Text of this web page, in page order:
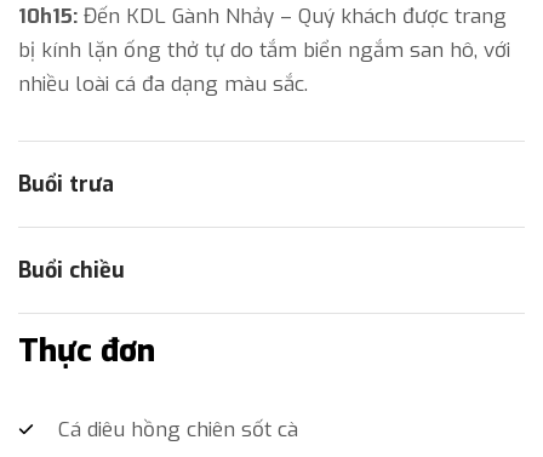
10h15: Đến KDL Gành Nhảy – Quý khách được trang
bị kính lặn ống thở tự do tắm biển ngắm san hô, với
nhiều loài cá đa dạng màu sắc.
Buổi trưa
Buổi chiều
Thực đơn
Cá diêu hồng chiên sốt cà